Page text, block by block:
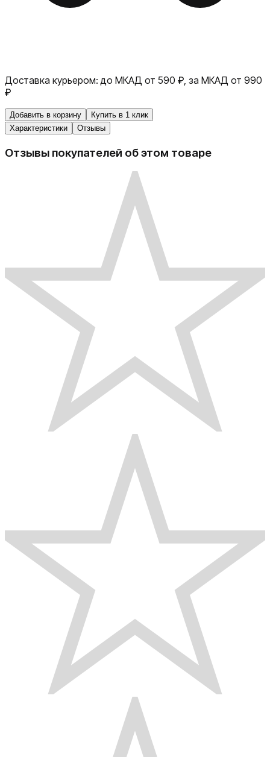
Доставка курьером: до МКАД от 590 ₽, за МКАД от 990
₽
Добавить в корзину
Купить в 1 клик
Характеристики
Отзывы
Отзывы покупателей об этом товаре